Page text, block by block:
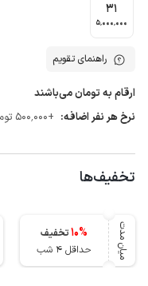
31
5٬000٬000
راهنمای تقویم
ارقام به تومان می‌باشند
نرخ هر نفر اضافه: +500٬000 تومان / بیشتر از 2 نفر
تخفیف‌ها
میان مدت 10%
تخفیف
حداقل 4 شب